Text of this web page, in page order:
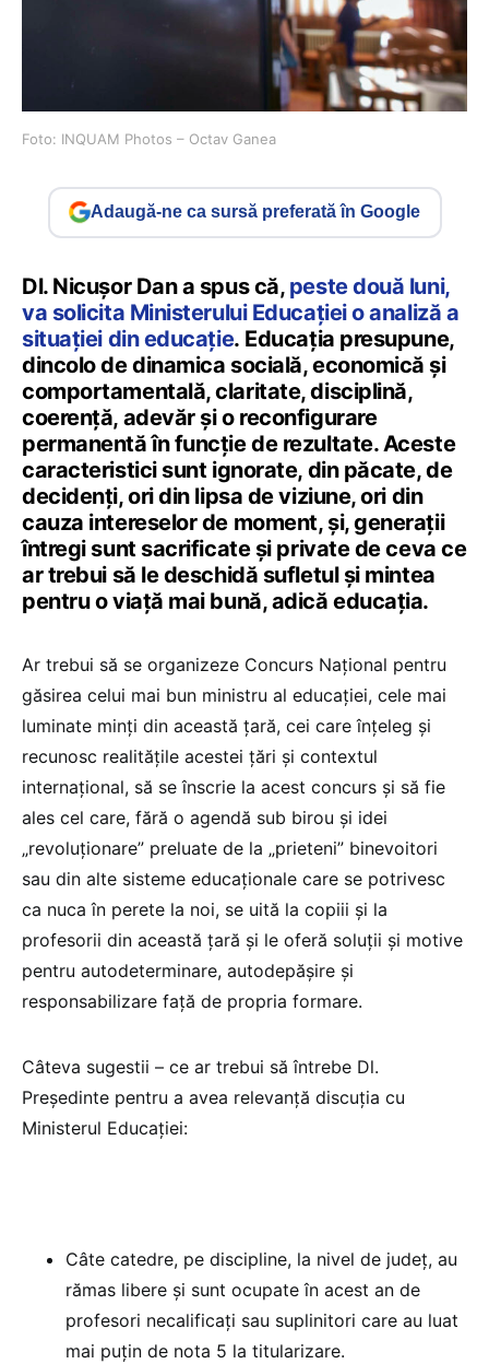
Foto: INQUAM Photos – Octav Ganea
Adaugă-ne ca sursă preferată în Google
Dl. Nicușor Dan a spus că, peste două luni,
va solicita Ministerului Educației o analiză a
situației din educație. Educația presupune,
dincolo de dinamica socială, economică și
comportamentală, claritate, disciplină,
coerență, adevăr și o reconfigurare
permanentă în funcție de rezultate. Aceste
caracteristici sunt ignorate, din păcate, de
decidenți, ori din lipsa de viziune, ori din
cauza intereselor de moment, și, generații
întregi sunt sacrificate și private de ceva ce
ar trebui să le deschidă sufletul și mintea
pentru o viață mai bună, adică educația.
Ar trebui să se organizeze Concurs Național pentru
găsirea celui mai bun ministru al educației, cele mai
luminate minți din această țară, cei care înțeleg și
recunosc realitățile acestei țări și contextul
internațional, să se înscrie la acest concurs și să fie
ales cel care, fără o agendă sub birou și idei
„revoluționare” preluate de la „prieteni” binevoitori
sau din alte sisteme educaționale care se potrivesc
ca nuca în perete la noi, se uită la copiii și la
profesorii din această țară și le oferă soluții și motive
pentru autodeterminare, autodepășire și
responsabilizare față de propria formare.
Câteva sugestii – ce ar trebui să întrebe Dl.
Președinte pentru a avea relevanță discuția cu
Ministerul Educației:
Câte catedre, pe discipline, la nivel de județ, au
rămas libere și sunt ocupate în acest an de
profesori necalificați sau suplinitori care au luat
mai puțin de nota 5 la titularizare.